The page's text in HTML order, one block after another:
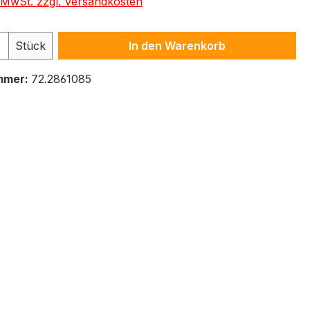
Anzahl: Gib den gewünschten Wert
Stück In den Warenkorb
72.2861085